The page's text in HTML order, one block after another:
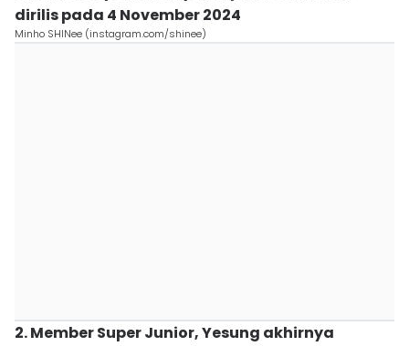
dirilis pada 4 November 2024
Minho SHINee (instagram.com/shinee)
2. Member Super Junior, Yesung akhirnya